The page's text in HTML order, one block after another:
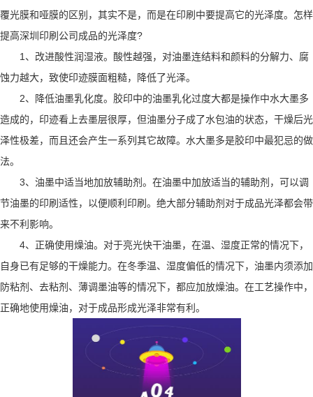
覆光膜和哑膜的区别，其实不是，而是在印刷中要提高它的光泽度。怎样
提高深圳印刷公司成品的光泽度?
1、改进酸性润湿液。酸性越强，对油墨连结料和颜料的分解力、腐
蚀力越大，致使印迹膜面粗糙，降低了光泽。
2、降低油墨乳化度。胶印中的油墨乳化过度大都是操作中水大墨多
造成的，印迹看上去墨层很厚，但油墨分子成了水包油的状态，干燥后光
泽性极差，而且还会产生一系列其它故障。水大墨多是胶印中最犯忌的做
法。
3、油墨中适当地加放辅助剂。在油墨中加放适当的辅助剂，可以调
节油墨的印刷适性，以便顺利印刷。绝大部分辅助剂对于成品光泽都会带
来不利影响。
4、正确使用燥油。对于亮光快干油墨，在温、湿度正常的情况下，
自身已有足够的干燥能力。在冬季温、湿度偏低的情况下，油墨内须添加
防粘剂、去粘剂、薄调墨油等的情况下，都应加放燥油。在工艺操作中，
正确地使用燥油，对于成品形成光泽非常有利。